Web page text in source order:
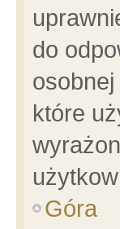
do
które
Góra